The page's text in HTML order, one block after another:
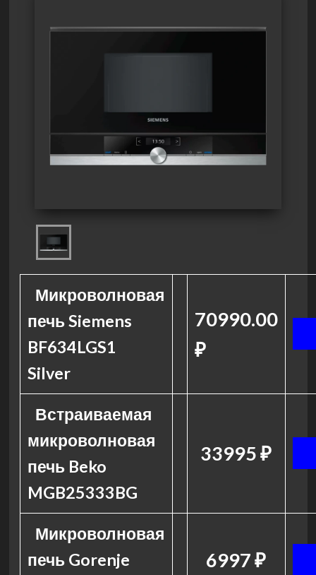
Микроволновая
печь Siemens
BF634LGS1
Silver
70990.00
₽
Встраиваемая
микроволновая
печь Beko
MGB25333BG
33995 ₽
Микроволновая
печь Gorenje
6997 ₽